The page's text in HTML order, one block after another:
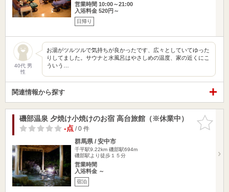
営業時間 10:00～21:00
入浴料金 520円～
日帰り
40代 男
性
お湯がツルツルで気持ちが良かったです、広々としていてゆった
りしてました。サウナと水風呂はやさしめの温度、家の近くにこ
ういう…
関連情報から探す
お気に入
りに追加
磯部温泉 夕焼け小焼けのお宿 高台旅館（※休業中）
-点/ 0 件
群馬県 / 安中市
千平駅9.22km 磯部駅694m
磯部駅より徒歩１５分
営業時間
入浴料金 ～
宿泊